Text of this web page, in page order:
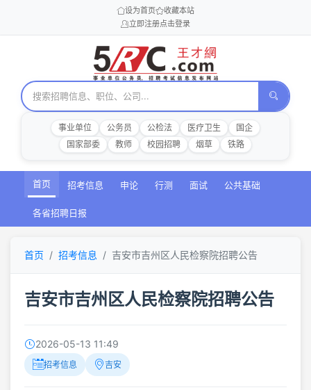
设为首页
收藏本站
立即注册点击登录
事业单位 公务员 公检法 医疗卫生
国企
国家部委
教师 校园招聘 烟草 铁路
首页 招考信息 申论 行测 面试 公共基础
各省招聘日报
首页 招考信息 吉安市吉州区人民检察院招聘公告
吉安市吉州区人民检察院招聘公告
2026-05-13 11:49
招考信息 吉安